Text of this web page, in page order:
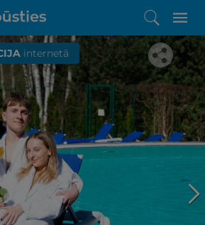
internetā
šis piedāvājums?
atpūtai atlikuši tikai daži soļi
PĒRKU